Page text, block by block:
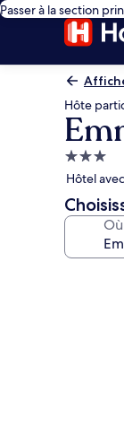
Passer à la section
Hôte
3.0
Hôtel